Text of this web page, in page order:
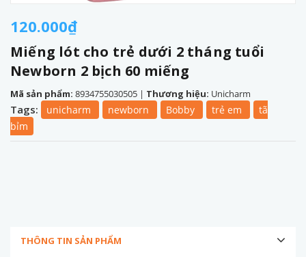
120.000₫
Miếng lót cho trẻ dưới 2 tháng tuổi
Newborn 2 bịch 60 miếng
Mã sản phẩm: 8934755030505 | Thương hiệu: Unicharm
Tags: unicharm newborn Bobby trẻ em
tã
bỉm
THÔNG TIN SẢN PHẨM